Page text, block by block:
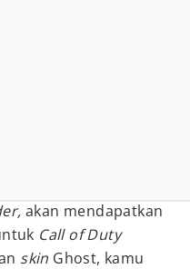
akan mendapatkan
Call of Duty
skin Ghost, kamu